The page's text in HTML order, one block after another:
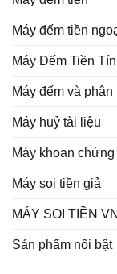
Máy đếm tiền
Máy Đếm Tiền
Máy đếm và phân
Máy huỷ tài liệu
Máy khoan
Máy soi tiền giả
MÁY SOI TIỀN
Sản phẩm nổi bật